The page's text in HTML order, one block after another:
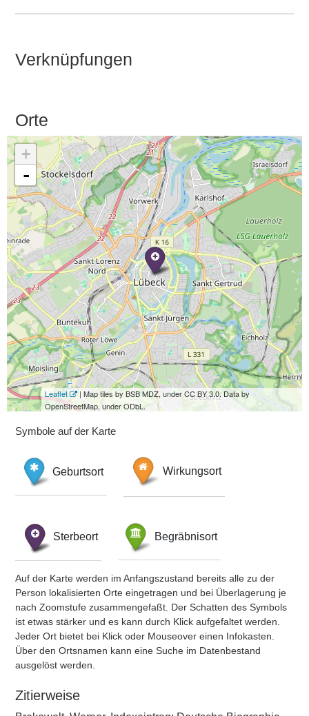
Verknüpfungen
Orte
+
-
Leaflet
| Map tiles by BSB MDZ, under CC BY 3.0. Data by
OpenStreetMap, under ODbL.
Symbole auf der Karte
Geburtsort Wirkungsort
Sterbeort Begräbnisort
Auf der Karte werden im Anfangszustand bereits alle zu der
Person lokalisierten Orte eingetragen und bei Überlagerung je
nach Zoomstufe zusammengefaßt. Der Schatten des Symbols
ist etwas stärker und es kann durch Klick aufgefaltet werden.
Jeder Ort bietet bei Klick oder Mouseover einen Infokasten.
Über den Ortsnamen kann eine Suche im Datenbestand
ausgelöst werden.
Zitierweise